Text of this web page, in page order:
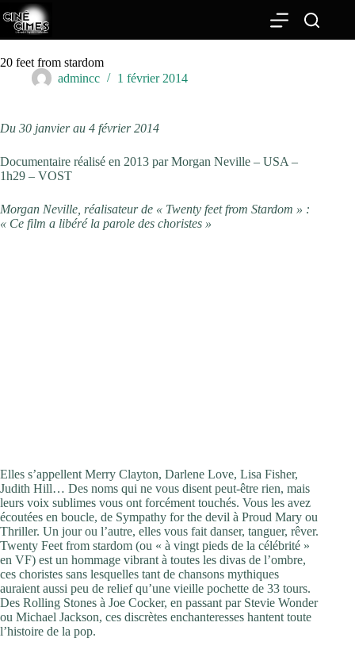
Passer
au
contenu
20 feet from stardom
admincc
1 février 2014
Du 30 janvier au 4 février 2014
Documentaire réalisé en 2013 par Morgan Neville – USA –
1h29 – VOST
Morgan Neville, réalisateur de « Twenty feet from Stardom » :
« Ce film a libéré la parole des choristes »
Elles s’appellent Merry Clayton, Darlene Love, Lisa Fisher,
Judith Hill… Des noms qui ne vous disent peut-être rien, mais
leurs voix sublimes vous ont forcément touchés. Vous les avez
écoutées en boucle, de Sympathy for the devil à Proud Mary ou
Thriller. Un jour ou l’autre, elles vous fait danser, tanguer, rêver.
­Twenty Feet from stardom (ou « à vingt pieds de la célébrité »
en VF) est un hommage vibrant à toutes les divas de l’ombre,
ces choristes sans lesquelles tant de chansons mythiques
auraient aussi peu de relief qu’une vieille pochette de 33 tours.
Des Rolling Stones à Joe Cocker, en passant par Stevie Wonder
ou Michael Jackson, ces discrètes enchanteresses hantent toute
l’histoire de la pop.